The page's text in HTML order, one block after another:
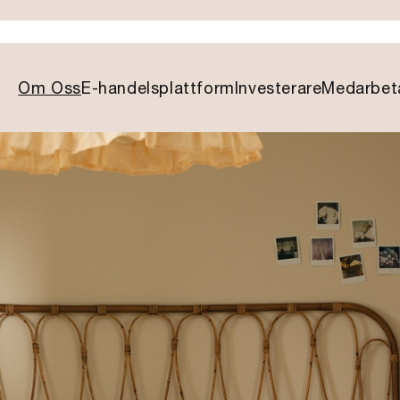
Om OssE-handelsplattform Investerare